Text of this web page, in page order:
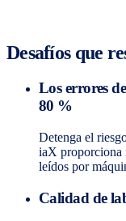
Desafíos que
Los errores
80 %
Detenga el
iaX proporciona
leídos por
Calidad de